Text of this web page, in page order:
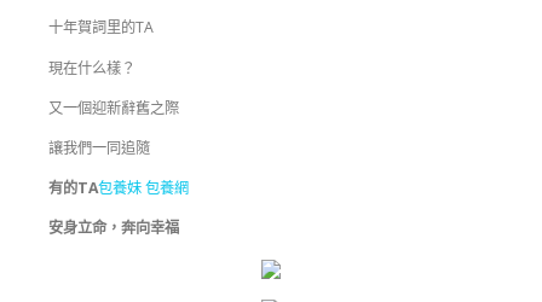
十年賀詞里的TA
現在什么樣？
又一個迎新辭舊之際
讓我們一同追隨
有的TA包養妹 包養網
安身立命，奔向幸福